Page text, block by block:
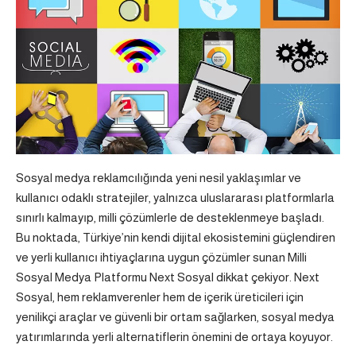
Sosyal medya reklamcılığında yeni nesil yaklaşımlar ve
kullanıcı odaklı stratejiler, yalnızca uluslararası platformlarla
sınırlı kalmayıp, milli çözümlerle de desteklenmeye başladı.
Bu noktada, Türkiye’nin kendi dijital ekosistemini güçlendiren
ve yerli kullanıcı ihtiyaçlarına uygun çözümler sunan Milli
Sosyal Medya Platformu Next Sosyal dikkat çekiyor. Next
Sosyal, hem reklamverenler hem de içerik üreticileri için
yenilikçi araçlar ve güvenli bir ortam sağlarken, sosyal medya
yatırımlarında yerli alternatiflerin önemini de ortaya koyuyor.